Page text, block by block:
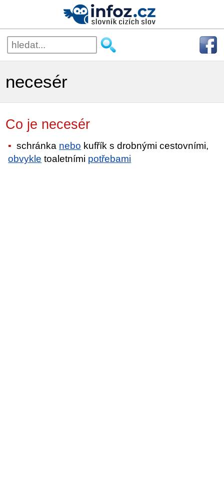
necesér
Co je necesér
schránka nebo kufřík s drobnými cestovními,
obvykle toaletními potřebami